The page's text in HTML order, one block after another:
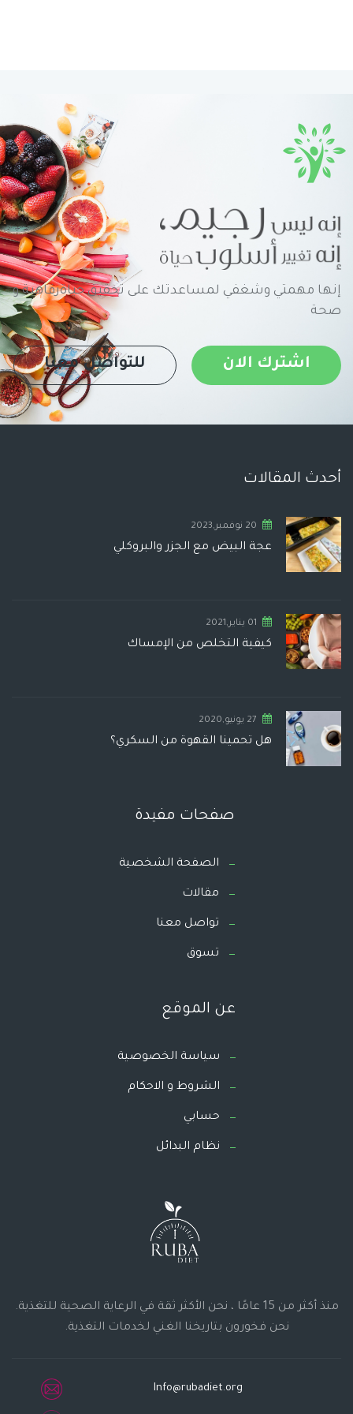
إنها مهمتي وشغفي لمساعدتك على تحقيق حياةرفاهية و
صحة
اشترك الان للتواصل معنا
أحدث المقالات
20 نوفمبر,2023
عجة البيض مع الجزر والبروكلي
01 يناير,2021
كيفية التخلص من الإمساك
27 يونيو,2020
هل تحمينا القهوة من السكري؟
صفحات مفيدة
الصفحة الشخصية
مقالات
تواصل معنا
تسوق
عن الموقع
سياسة الخصوصية
الشروط و الاحكام
حسابي
نظام البدائل
منذ أكثر من 15 عامًا ، نحن الأكثر ثقة في الرعاية الصحية للتغذية.
نحن فخورون بتاريخنا الغني لخدمات التغذية.
Info@rubadiet.org